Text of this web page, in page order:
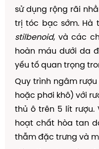
sử dụng rộng rãi
trị tóc bạc sớm. Hà
stilbenoid, và các
hoàn máu dưới da
yếu tố quan trọng
Quy trình ngâm
hoặc phơi khô) với
thủ ô trên 5 lít rượu.
hoạt chất hòa tan
thẫm đặc trưng và